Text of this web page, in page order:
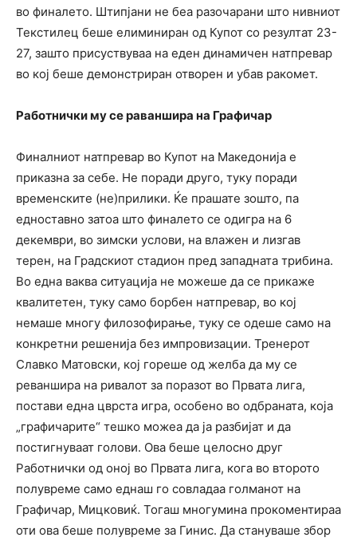
во финалето. Штипјани не беа разочарани што нивниот
Текстилец беше елиминиран од Купот со резултат 23-
27, зашто присуствуваа на еден динамичен натпревар
во кој беше демонстриран отворен и убав ракомет.
Работнички му се раваншира на Графичар
Финалниот натпревар во Купот на Македонија е
приказна за себе. Не поради друго, туку поради
временските (не)прилики. Ќе прашате зошто, па
едноставно затоа што финалето се одигра на 6
декември, во зимски услови, на влажен и лизгав
терен, на Градскиот стадион пред западната трибина.
Во една ваква ситуација не можеше да се прикаже
квалитетен, туку само борбен натпревар, во кој
немаше многу филозофирање, туку се одеше само на
конкретни решенија без импровизации. Тренерот
Славко Матовски, кој гореше од желба да му се
реваншира на ривалот за поразот во Првата лига,
постави една цврста игра, особено во одбраната, која
„графичарите“ тешко можеа да ја разбијат и да
постигнуваат голови. Ова беше целосно друг
Работнички од оној во Првата лига, кога во второто
полувреме само еднаш го совладаа голманот на
Графичар, Мицковиќ. Тогаш многумина прокоментираа
оти ова беше полувреме за Гинис. Да стануваше збор